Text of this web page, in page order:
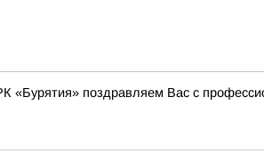
«Бурятия» поздравляем Вас с